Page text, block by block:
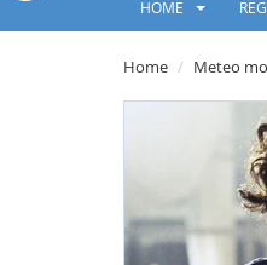
HOME
Home Meteo